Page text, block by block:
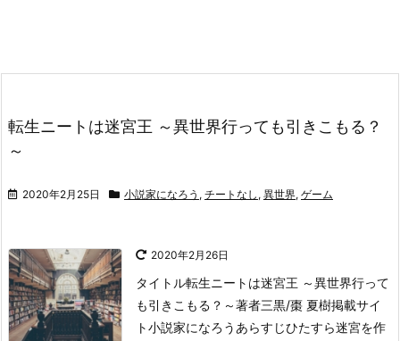
転生ニートは迷宮王 ～異世界行っても引きこもる？
～
2020年2月25日 小説家になろう , チートなし , 異世界, ゲーム
2020年2月26日
タイトル転生ニートは迷宮王 ～異世界行って
も引きこもる？～著者三黒/棗 夏樹掲載サイ
ト小説家になろう あらすじひたすら迷宮を作